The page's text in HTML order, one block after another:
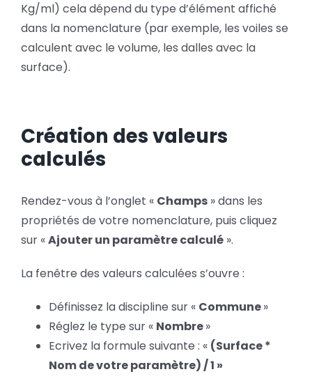
Kg/ml) cela dépend du type d’élément affiché
dans la nomenclature (par exemple, les voiles se
calculent avec le volume, les dalles avec la
surface).
Création des valeurs
calculés
Rendez-vous à l’onglet « Champs» dans les
propriétés de votre nomenclature, puis cliquez
sur «Ajouter un paramètre calculé».
La fenêtre des valeurs calculées s’ouvre :
Définissez la discipline sur « Commune»
Réglez le type sur « Nombre»
Ecrivez la formule suivante : « (Surface *
Nom de votre paramètre) / 1 »